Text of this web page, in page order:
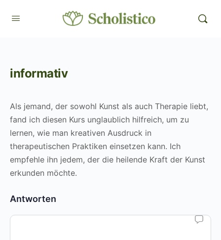
informativ
Als jemand, der sowohl Kunst als auch Therapie liebt,
fand ich diesen Kurs unglaublich hilfreich, um zu
lernen, wie man kreativen Ausdruck in
therapeutischen Praktiken einsetzen kann. Ich
empfehle ihn jedem, der die heilende Kraft der Kunst
erkunden möchte.
Antworten